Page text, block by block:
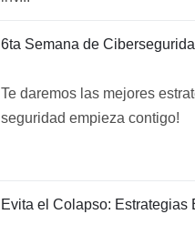
6ta Semana de
Te daremos las mejores
seguridad empieza contigo!
Evita el Colapso: Estrategias